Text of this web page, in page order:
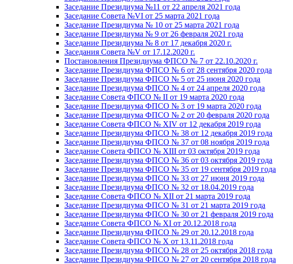
Заседание Президиума №11 от 22 апреля 2021 года
Заседание Совета №VI от 25 марта 2021 года
Заседание Президиума № 10 от 25 марта 2021 года
Заседание Президиума № 9 от 26 февраля 2021 года
Заседание Президиума № 8 от 17 декабря 2020 г.
Заседания Совета №V от 17.12.2020 г.
Постановления Президиума ФПСО № 7 от 22.10.2020 г.
Заседание Президиума ФПСО № 6 от 28 сентября 2020 года
Заседание Президиума ФПСО № 5 от 25 июня 2020 года
Заседание Президиума ФПСО № 4 от 24 апреля 2020 года
Заседание Совета ФПСО № II от 19 марта 2020 года
Заседание Президиума ФПСО № 3 от 19 марта 2020 года
Заседание Президиума ФПСО № 2 от 20 февраля 2020 года
Заседание Совета ФПСО № XIV от 12 декабря 2019 года
Заседание Президиума ФПСО № 38 от 12 декабря 2019 года
Заседание Президиума ФПСО № 37 от 08 ноября 2019 года
Заседание Совета ФПСО № XIII от 03 октября 2019 года
Заседание Президиума ФПСО № 36 от 03 октября 2019 года
Заседание Президиума ФПСО № 35 от 19 сентября 2019 года
Заседание Президиума ФПСО № 33 от 27 июня 2019 года
Заседание Президиума ФПСО № 32 от 18.04.2019 года
Заседание Совета ФПСО № XII от 21 марта 2019 года
Заседание Президиума ФПСО № 31 от 21 марта 2019 года
Заседание Президиума ФПСО № 30 от 21 февраля 2019 года
Заседание Совета ФПСО № XI от 20.12.2018 года
Заседание Президиума ФПСО № 29 от 20.12.2018 года
Заседание Совета ФПСО № X от 13.11.2018 года
Заседание Президиума ФПСО № 28 от 25 октября 2018 года
Заседание Президиума ФПСО № 27 от 20 сентября 2018 года